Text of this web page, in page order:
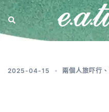
2025-04-15 兩個人旅吓行 、